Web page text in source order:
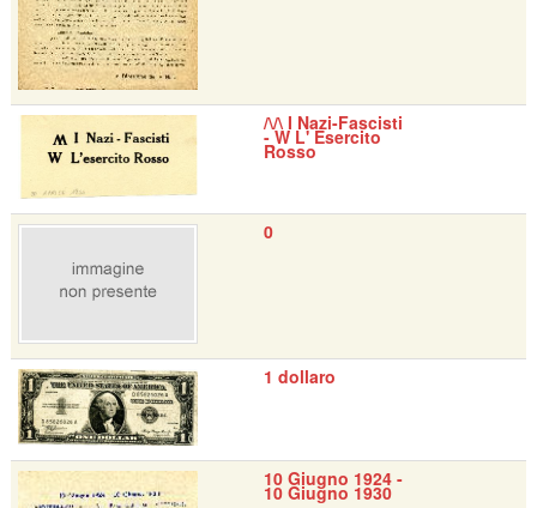
/\/\ I Nazi-Fascisti
- W L' Esercito
Rosso
0
1 dollaro
10 Giugno 1924 -
10 Giugno 1930